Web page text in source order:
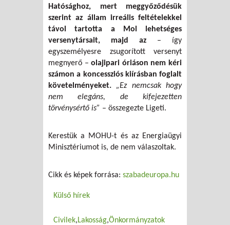
Hatósághoz, mert meggyőződésük
szerint az állam irreális feltételekkel
távol tartotta a Mol lehetséges
versenytársait, majd az – így
egyszemélyesre zsugorított versenyt
megnyerő –olajipari óriáson nem kéri
számon a koncessziós kiírásban foglalt
követelményeket.
„Ez nemcsak hogy
nem elegáns, de kifejezetten
törvénysértő is” – összegezte Ligeti.
Kerestük a MOHU-t és az Energiaügyi
Minisztériumot is, de nem válaszoltak.
Cikk és képek forrása: szabadeuropa.hu
Külső hírek
Civilek Lakosság Önkormányzatok